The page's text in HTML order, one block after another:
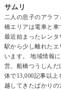
サムリ
二人の息子のアラ
橋エリアは電車と車
最近始まったレンタ
駅から少し離れた
います。 地域情報
営。船橋つうしんだ
体で13,000記事以
越してきたばかり